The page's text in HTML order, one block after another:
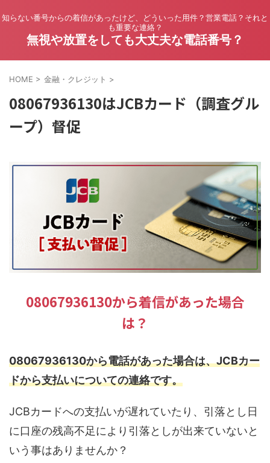
知らない番号からの着信があったけど、どういった用件？営業電話？それと
も重要な連絡？
無視や放置をしても大丈夫な電話番号？
HOME > 金融・クレジット >
08067936130はJCBカード（調査グル
ープ）督促
08067936130から着信があった場合
は？
08067936130から電話があった場合は、JCBカー
ドから支払いについての連絡です。
JCBカードへの支払いが遅れていたり、引落とし日
に口座の残高不足により引落としが出来ていないと
いう事はありませんか？